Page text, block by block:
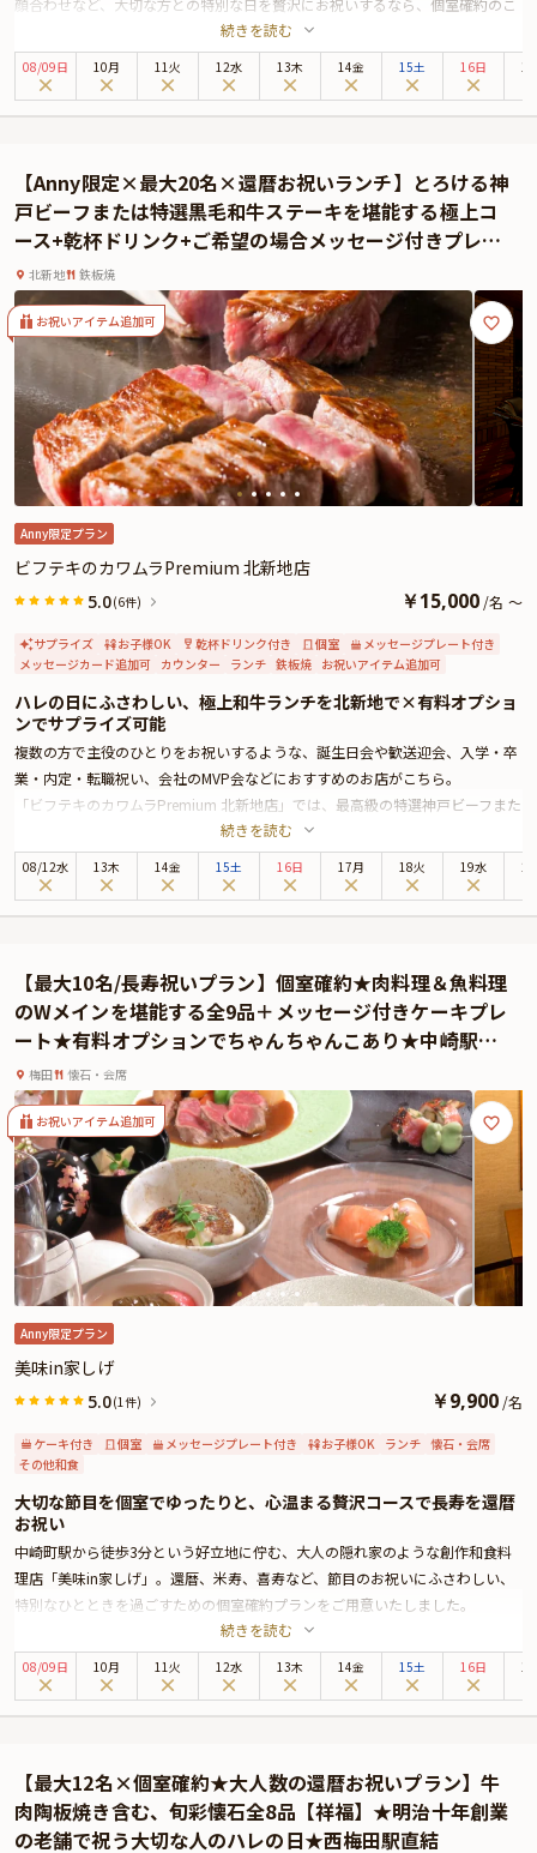
顔合わせなど、大切な方との特別な日を贅沢にお祝いするなら、個室確約のこ
ちらのプランはいかがでしょうか。
最大10名様までご利用可能なので、ご友人や大切な仲間とのお祝いランチ・デ
ィナーにも最適です。プライベート感溢れる個室で、心に残る特別なひととき
こと間違いなしです。
本プランでお召し上がりいただくのは、特別な日に贈る贅沢京懐石コース。料
理長が厳選した旬の食材をふんだんに使用して一期一会の新感覚創作料理を生
み出しています。食前酒から始まり、旬の魚料理や和牛サーロインステーキ、
季節のご飯や吸物、デザートまで、京懐石の美しさと贅沢さを感じられる内容
に構成されています。
また、贅沢なコースに加え、お祝いの席にぴったりなケーキをご用意しており
ます。ぬくもり溢れる居心地の良い大人の隠れ家で、大切な方との心温まる特
別な時間を心ゆくまでお楽しみください。
☆本プランでは、有料オプションで、主役の方へのサプライズにぴったりな花
束・ギフト・カスタマイズ可能なメッセージカードなどをお付けすることが出
来ます。詳しくは本ページ中段の「お祝いアイテム」の欄で、お選びいただけ
ます。
続きを読む
08/09日 10月 11火 12水 13木 14金 15土 16日
【Anny限定×最大20名×還暦お祝いランチ】とろける神
戸ビーフまたは特選黒毛和牛ステーキを堪能する極上コ
ース+乾杯ドリンク+ご希望の場合メッセージ付きプレー
ト★北新地のラグジュアリー空間で還暦お祝いを
北新地 鉄板焼
お祝いアイテム追加可
Anny限定プラン
ビフテキのカワムラPremium 北新地店
5.0(6件) ￥15,000 /名 ～
サプライズ お子様OK 乾杯ドリンク付き 個室
メッセージプレート付き
メッセージカード追加可 カウンター ランチ 鉄板焼 お祝いアイテム追加可
ハレの日にふさわしい、極上和牛ランチを北新地で×有料オプショ
ンでサプライズ可能
複数の方で主役のひとりをお祝いするような、誕生日会や歓送迎会、入学・卒
業・内定・転職祝い、会社のMVP会などにおすすめのお店がこちら。
「ビフテキのカワムラPremium 北新地店」では、最高級の特選神戸ビーフまた
は特選黒毛和牛を贅沢に楽しめる特別なコースをご用意しています。店内は重
厚感と洗練された雰囲気が調和した空間。カウンター席・個室席ともに、専属
シェフによる臨場感あふれる調理風景を眺めながら、食事と会話をお楽しみい
焼きを堪能 ¥15,000
②【特選神戸ビーフ100g特別コース】メインの特選神戸ビーフロースステーキ
や海鮮鉄板焼きを堪能 ¥25,000
シェフの絶妙な火入れが引き出す肉の香りと、芳醇な味わいはまさに至福の瞬
間。ワインとのマリアージュもたまりません。乾杯ドリンクや、ご希望の場合
は無料でメッセージ付きプレートもセットに。
さらに本プランでは、有料オプションで、サプライズにぴったりな花束・ギフ
ト・カスタマイズ可能なメッセージカードなどをお付けすることが出来ます。
詳しくは本ページ中段の「お祝いアイテム」の欄で、ご選択頂けます。
北新地駅から徒歩1分という好立地にありながら、店内に足を踏み入れると別
世界のような静寂と優雅な時間が流れます。ラグジュアリーな雰囲気に包まれ
ながら、大切な人とお祝いのひとときをお過ごしください。
続きを読む
08/12水 13木 14金 15土 16日 17月 18火 19水
【最大10名/長寿祝いプラン】個室確約★肉料理＆魚料理
のWメインを堪能する全9品＋メッセージ付きケーキプレ
ート★有料オプションでちゃんちゃんこあり★中崎駅徒
歩3分の大人の隠れ家で、心温まる長寿の還暦お祝いを
梅田 懐石・会席
お祝いアイテム追加可
Anny限定プラン
美味in家しげ
5.0(1件) ￥9,900 /名
ケーキ付き 個室 メッセージプレート付き お子様OK ランチ 懐石・会席
その他和食
大切な節目を個室でゆったりと、心温まる贅沢コースで長寿を還暦
お祝い
中崎町駅から徒歩3分という好立地に佇む、大人の隠れ家のような創作和食料
理店「美味in家しげ」。還暦、米寿、喜寿など、節目のお祝いにふさわしい、
特別なひとときを過ごすための個室確約プランをご用意いたしました。
広々とした個室は最大10名様までご利用いただけるため、ご家族やご友人、大
切な方々と共に心ゆくまでお祝いをお楽しみいただけます。木のぬくもりあふ
れる落ち着いた空間で、リラックスしながら贅沢なひとときをお過ごしくださ
た、カニの旨みを存分に引き出した当店自慢のカニクリームコロッケもご用意
しており、濃厚でトロトロに仕上がった一品は、お祝いの日に華を添える贅沢
な味わいです。心に残る美食と共に、特別な日を彩ります。
続きを読む
08/09日 10月 11火 12水 13木 14金 15土 16日
【最大12名×個室確約★大人数の還暦お祝いプラン】牛
肉陶板焼き含む、旬彩懐石全8品【祥福】★明治十年創業
の老舗で祝う大切な人のハレの日★西梅田駅直結